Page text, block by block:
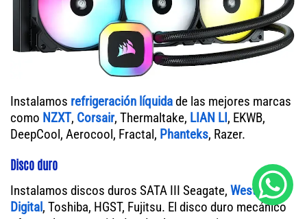
Instalamos refrigeración líquidade las mejores marcas
como NZXT, Corsair, Thermaltake, LIAN LI, EKWB,
DeepCool, Aerocool, Fractal, Phanteks, Razer.
Disco duro
Instalamos discos duros SATA III Seagate, Western
Digital, Toshiba, HGST, Fujitsu. El disco duro mecánico